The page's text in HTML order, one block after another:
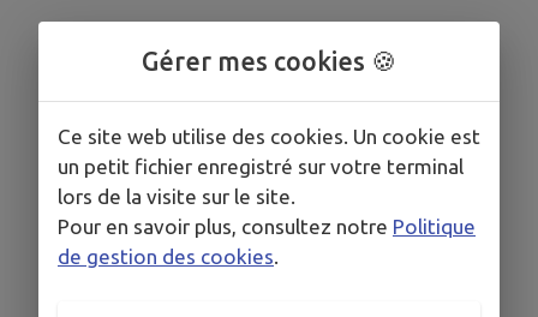
journée (repas inclus).
Téléphone : 04.67.02.84.06
Mail : alsh@claret.fr
Référente : Aurélie Badaroux
Gérer mes cookies 🍪
Ce site web utilise des cookies. Un cookie est
un petit fichier enregistré sur votre terminal
lors de la visite sur le site.
Pour en savoir plus, consultez notre Politique
de gestion des cookies